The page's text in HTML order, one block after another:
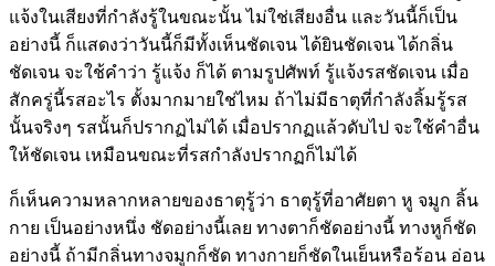
แจ้งในเสียงที่กำลังรู้ในขณะนั้น ไม่ใช่เสียงอื่น และวันนี้ก็เป็น
อย่างนี้ ก็แสดงว่าวันนี้ก็มีทั้งเห็นชัดเจน ได้ยินชัดเจน ได้กลิ่น
ชัดเจน จะใช้คำว่า รู้แจ้ง ก็ได้ ตามรูปศัพท์ รู้แจ้งรสชัดเจน เมื่อ
สักครู่นี้รสอะไร ตั้งมากมายใช่ไหม ถ้าไม่มีธาตุที่กำลังลิ้มรู้รส
นั้นจริงๆ รสนั้นก็ปรากฏไม่ได้ เมื่อปรากฏแล้วดับไป จะใช้คำอื่น
ให้ชัดเจน เหมือนขณะที่รสกำลังปรากฏก็ไม่ได้
ก็เห็นความหลากหลายของธาตุรู้ว่า ธาตุรู้ที่อาศัยตา หู จมูก ลิ้น
กาย เป็นอย่างหนึ่ง ชัดอย่างนี้เลย ทางตาก็ชัดอย่างนี้ ทางหูก็ชัด
อย่างนี้ ถ้ามีกลิ่นทางจมูกก็ชัด ทางกายก็ชัดในเย็นหรือร้อน อ่อน